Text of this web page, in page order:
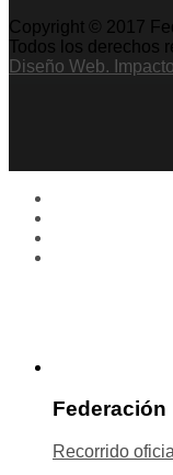
Copyright © 2017
Todos los derechos
Diseño Web.
Federación
Recorrido